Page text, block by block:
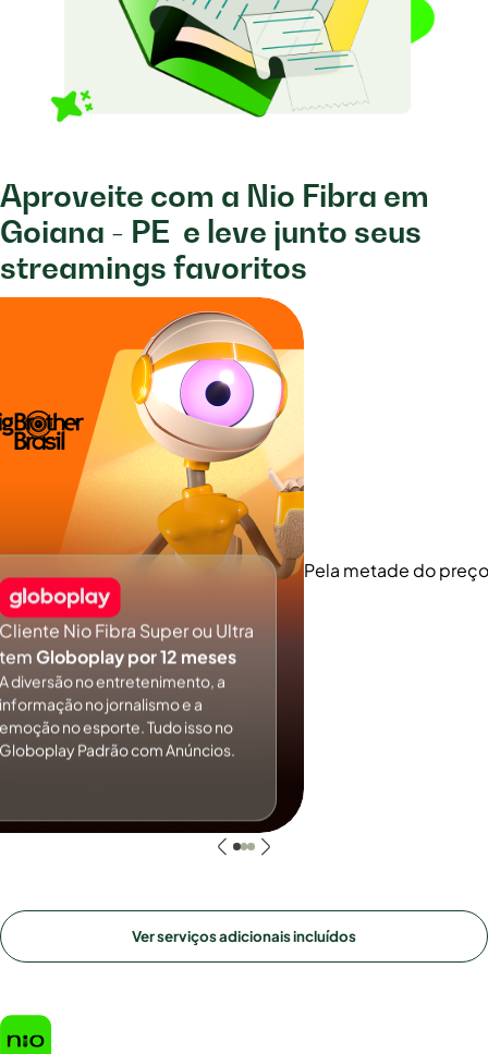
Aproveite com a Nio Fibra em
Goiana - PE e leve junto seus
streamings favoritos
Cliente Nio Fibra Super ou Ultra
temGloboplay por 12 meses
A diversão no entretenimento, a
informação no jornalismo e a
emoção no esporte. Tudo isso no
Globoplay Padrão com Anúncios.
Pela metade do preço
Ver serviços adicionais incluídos